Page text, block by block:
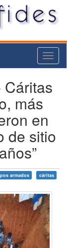
Cáritas
más
en
de sitio
armados cáritas